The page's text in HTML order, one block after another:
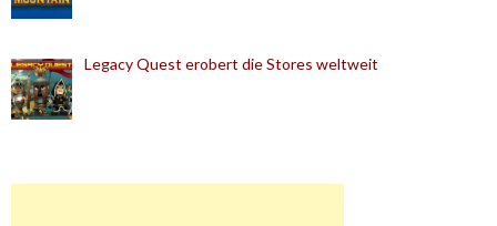
Legacy Quest erobert die Stores weltweit